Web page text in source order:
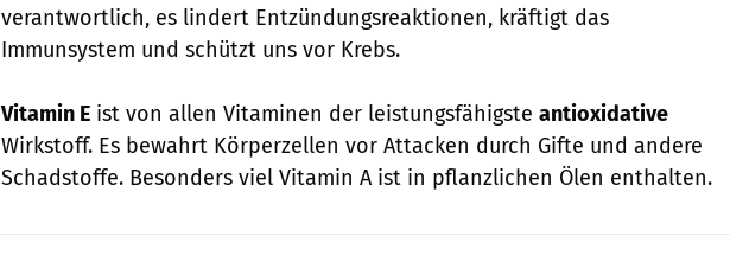
verantwortlich, es lindert Entzündungsreaktionen, kräftigt das
Immunsystem und schützt uns vor Krebs.
Vitamin E ist von allen Vitaminen der leistungsfähigste antioxidative
Wirkstoff. Es bewahrt Körperzellen vor Attacken durch Gifte und andere
Schadstoffe. Besonders viel Vitamin A ist in pflanzlichen Ölen enthalten.